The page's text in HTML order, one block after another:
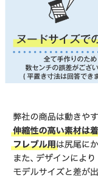
Q. 足先・足首まで舐めて
A. 本製品はお腹・背中の
足首や足先のカバーには
足先を舐める場合は、足
Q. ベア天竺素材の術後服
ベア天竺タイプ：機能性
けです。
Q. 術後服と皮膚保護服の
A. 術後服：手術後の傷口
期間の使用に向いていま
皮膚保護服：皮膚病・ア